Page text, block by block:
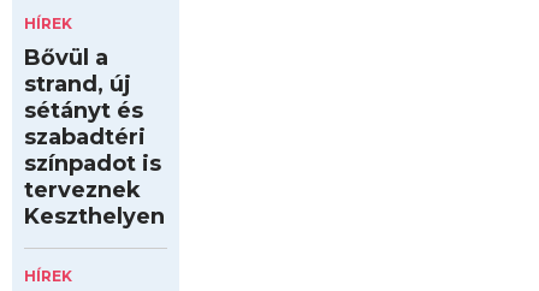
HÍREK
Bővül a
strand, új
sétányt és
szabadtéri
színpadot is
terveznek
Keszthelyen
HÍREK